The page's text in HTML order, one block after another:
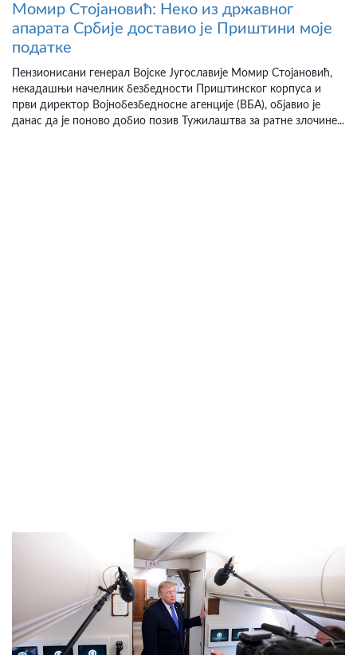
Момир Стојановић: Неко из државног
апарата Србије доставио је Приштини моје
податке
Пензионисани генерал Војске Југославије Момир Стојановић,
некадашњи начелник безбедности Приштинског корпуса и
први директор Војнобезбедносне агенције (ВБА), објавио је
данас да је поново добио позив Тужилаштва за ратне злочине...